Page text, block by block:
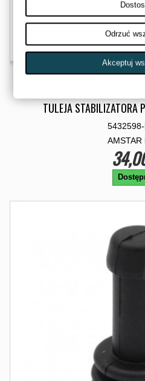
TULEJA STABILIZATORA
AMSTAR
Odrzuć
Akceptuj